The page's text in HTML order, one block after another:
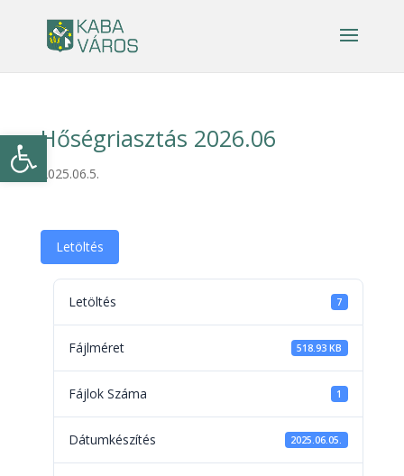
Eszköztár megnyitása
Hőségriasztás 2026.06
2025.06.5.
Letöltés
Letöltés 7
Fájlméret 518.93 KB
Fájlok Száma 1
Dátumkészítés 2025.06.05.